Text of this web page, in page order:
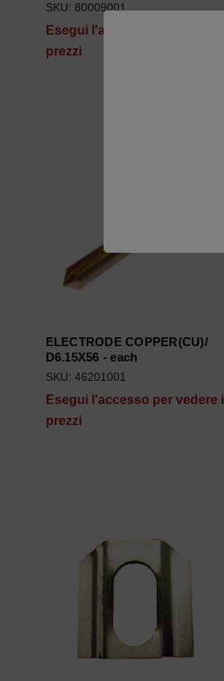
SKU: 80009001
Esegui l'accesso per vedere i
prezzi
ELECTRODE COPPER(CU)/
D6.15X56 - each
SKU: 46201001
Esegui l'accesso per vedere i
prezzi